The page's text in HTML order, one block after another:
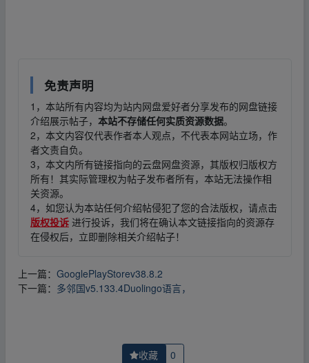
免责声明
1，本站所有内容均为站内网盘爱好者分享发布的网盘链接
介绍展示帖子， 本站不存储任何实质资源数据。
2，本文内容仅代表作者本人观点，不代表本网站立场，作
者文责自负。
3，本文内所有链接指向的云盘网盘资源，其版权归版权方
所有！其实际管理权为帖子发布者所有，本站无法操作相
关资源。
4，如您认为本站任何介绍帖侵犯了您的合法版权，请点击
版权投诉 进行投诉，我们将在确认本文链接指向的资源存
在侵权后，立即删除相关介绍帖子！
上一篇： GooglePlayStorev38.8.2
下一篇： 多邻国v5.133.4Duolingo语言，
收藏 0